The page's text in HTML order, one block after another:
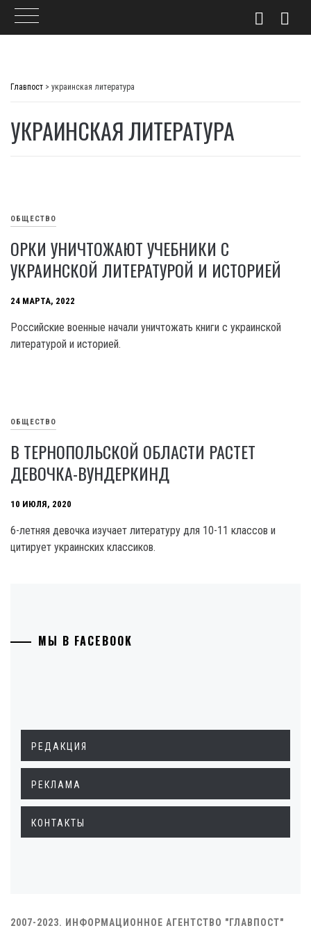
Главпост > украинская литература
УКРАИНСКАЯ ЛИТЕРАТУРА
ОБЩЕСТВО
ОРКИ УНИЧТОЖАЮТ УЧЕБНИКИ С
УКРАИНСКОЙ ЛИТЕРАТУРОЙ И ИСТОРИЕЙ
24 МАРТА, 2022
Российские военные начали уничтожать книги с украинской
литературой и историей.
ОБЩЕСТВО
В ТЕРНОПОЛЬСКОЙ ОБЛАСТИ РАСТЕТ
ДЕВОЧКА-ВУНДЕРКИНД
10 ИЮЛЯ, 2020
6-летняя девочка изучает литературу для 10-11 классов и
цитирует украинских классиков.
МЫ В FACEBOOK
РЕДАКЦИЯ
РЕКЛАМА
КОНТАКТЫ
2007-2023. ИНФОРМАЦИОННОЕ АГЕНТСТВО "ГЛАВПОСТ"